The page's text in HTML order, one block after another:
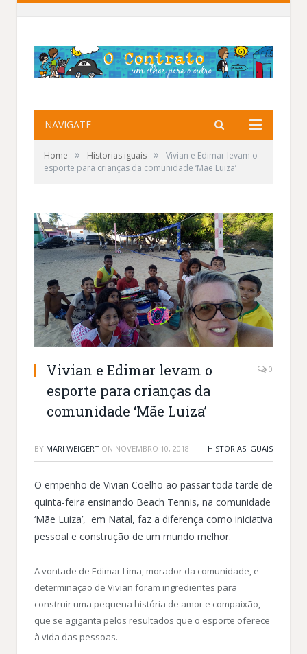
NAVIGATE
Home » Historias iguais »
Vivian e Edimar levam o
esporte para crianças da comunidade ‘Mãe Luiza’
Vivian e Edimar levam o
esporte para crianças da
comunidade ‘Mãe Luiza’
0
BY MARI WEIGERT ON NOVEMBRO 10, 2018 HISTORIAS IGUAIS
O empenho de Vivian Coelho ao passar toda tarde de
quinta-feira ensinando Beach Tennis, na comunidade
‘Mãe Luiza’, em Natal, faz a diferença como iniciativa
pessoal e construção de um mundo melhor.
A vontade de Edimar Lima, morador da comunidade, e
determinação de Vivian foram ingredientes para
construir uma pequena história de amor e compaixão,
que se agiganta pelos resultados que o esporte oferece
à vida das pessoas.